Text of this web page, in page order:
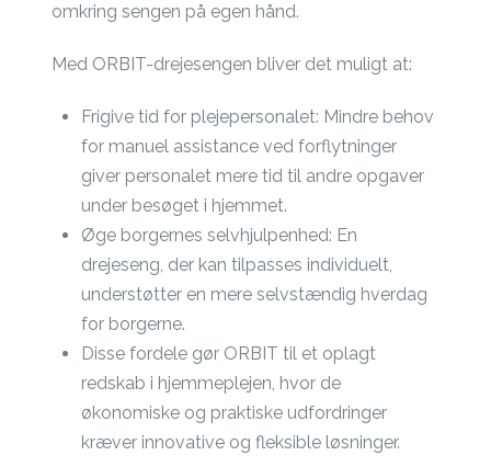
omkring sengen på egen hånd.
Med ORBIT-drejesengen bliver det muligt at:
Frigive tid for plejepersonalet: Mindre behov
for manuel assistance ved forflytninger
giver personalet mere tid til andre opgaver
under besøget i hjemmet.
Øge borgernes selvhjulpenhed: En
drejeseng, der kan tilpasses individuelt,
understøtter en mere selvstændig hverdag
for borgerne.
Disse fordele gør ORBIT til et oplagt
redskab i hjemmeplejen, hvor de
økonomiske og praktiske udfordringer
kræver innovative og fleksible løsninger.